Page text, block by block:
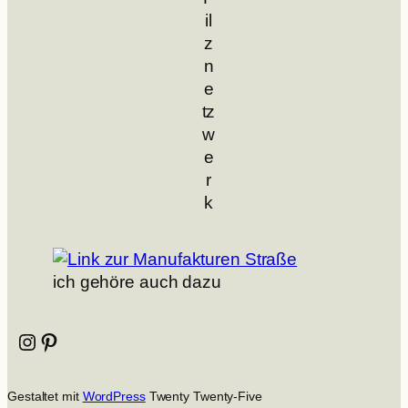
il
z
n
e
tz
w
e
r
k
ich gehöre auch dazu
Instagram Pinterest
Gestaltet mit WordPressTwenty Twenty-Five